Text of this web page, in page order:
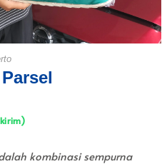
kombinasi sempurna